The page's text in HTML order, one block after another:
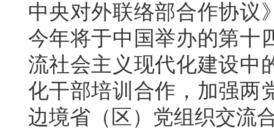
中央对外联络部合作协议
今年将于中国举办的第十
流社会主义现代化建设中
化干部培训合作，加强两
边境省（区）党组织交流